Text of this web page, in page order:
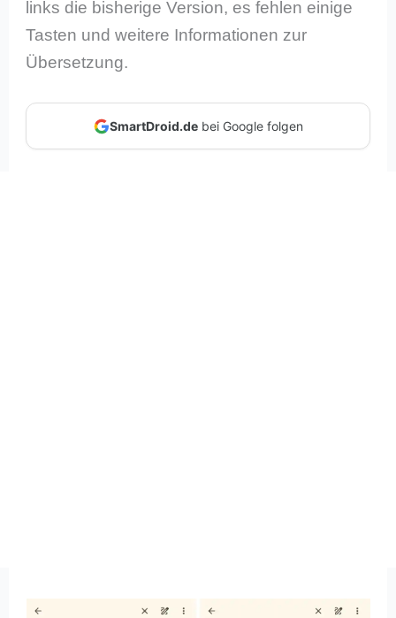
links die bisherige Version, es fehlen einige
Tasten und weitere Informationen zur
Übersetzung.
SmartDroid.debei Google folgen